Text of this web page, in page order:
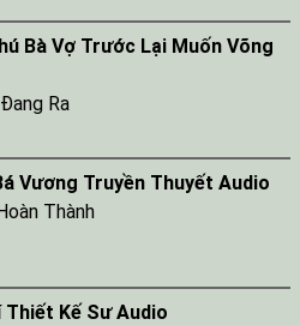
Bà Vợ Trước Lại Muốn Võng
Đang Ra
Vương Truyền Thuyết Audio
Thành
Thiết Kế Sư Audio